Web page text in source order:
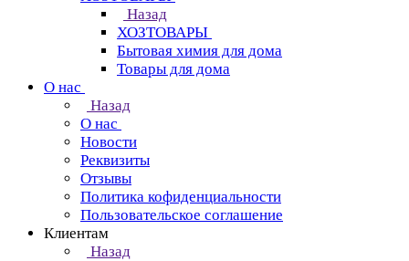
Назад
ХОЗТОВАРЫ
Бытовая химия для дома
Товары для дома
О нас
Назад
О нас
Новости
Реквизиты
Отзывы
Политика кофиденциальности
Пользовательское соглашение
Клиентам
Назад